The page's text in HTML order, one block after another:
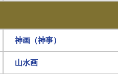
神画（神事）
山水画